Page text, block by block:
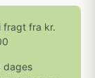
fragt fra kr.
dages